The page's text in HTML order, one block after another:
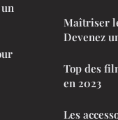
Maîtriser
Devenez
Top des
en 2023
Les